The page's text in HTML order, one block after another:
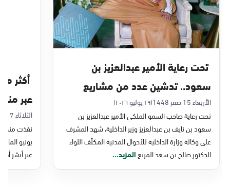
تحت رعاية الأمير عبدالعزيز بن
سعود.. تدشين عدد من مشاريع
التحول الرقمي والخدمات الإلكترونية
للأحوال المدنية
الأربعاء 15 صفر 1448
(٢٩ يوليو ٢٠٢٦)
تحت رعاية صاحب السمو الملكي الأمير عبدالعزيز بن
سعود بن نايف بن عبدالعزيز وزير الداخلية، شهد المشرف
على وكالة وزارة الداخلية للأحوال المدنية المكلّف اللواء
الدكتور صالح بن سعد المربع المزيد...
عبر
الثلاثاء 7 صفر 1448
نفذت منصة
عبر أبشر